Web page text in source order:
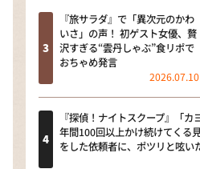
『旅サラダ』で「異次元のかわ
いさ」の声！ 初ゲスト女優、贅
沢すぎる“雲丹しゃぶ”食リポで
おちゃめ発言
2026.07.10
『探偵！ナイトスクープ』「
年間100回以上かけ続けてくる
をした依頼者に、ポツリと呟